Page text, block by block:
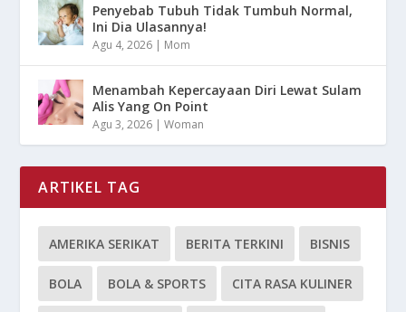
Penyebab Tubuh Tidak Tumbuh Normal,
Ini Dia Ulasannya!
Agu 4, 2026 | Mom
Menambah Kepercayaan Diri Lewat Sulam
Alis Yang On Point
Agu 3, 2026 |Woman
ARTIKEL TAG
AMERIKA SERIKAT BERITA TERKINI BISNIS
BOLA BOLA & SPORTS CITA RASA KULINER